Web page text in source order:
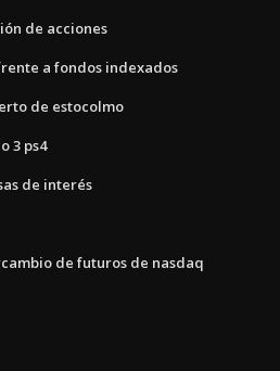
de acciones
a fondos indexados
de estocolmo
3 ps4
de interés
de futuros de nasdaq